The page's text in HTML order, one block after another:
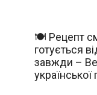
🍽️ Рецепт
готується
завжди –
української